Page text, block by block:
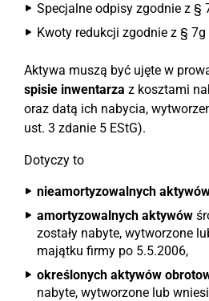
Specjalne odpisy zgodnie z §
Kwoty redukcji zgodnie z § 7g
Aktywa muszą być ujęte w
spisie inwentarza z kosztami
oraz datą ich nabycia,
ust. 3 zdanie 5 EStG).
Dotyczy to
nieamortyzowalnych
amortyzowalnych aktywów
zostały nabyte, wytworzone
majątku firmy po 5.5.2006,
określonych aktywów
nabyte, wytworzone lub